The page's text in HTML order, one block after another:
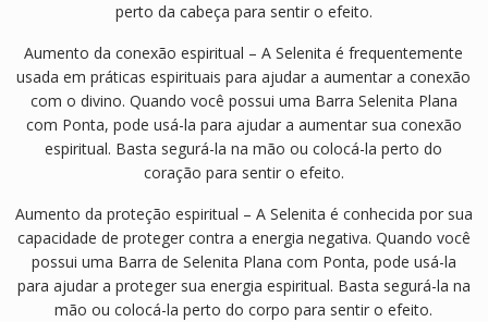
perto da cabeça para sentir o efeito.
Aumento da conexão espiritual – A Selenita é frequentemente
usada em práticas espirituais para ajudar a aumentar a conexão
com o divino. Quando você possui uma Barra Selenita Plana
com Ponta, pode usá-la para ajudar a aumentar sua conexão
espiritual. Basta segurá-la na mão ou colocá-la perto do
coração para sentir o efeito.
Aumento da proteção espiritual – A Selenita é conhecida por sua
capacidade de proteger contra a energia negativa. Quando você
possui uma Barra de Selenita Plana com Ponta, pode usá-la
para ajudar a proteger sua energia espiritual. Basta segurá-la na
mão ou colocá-la perto do corpo para sentir o efeito.